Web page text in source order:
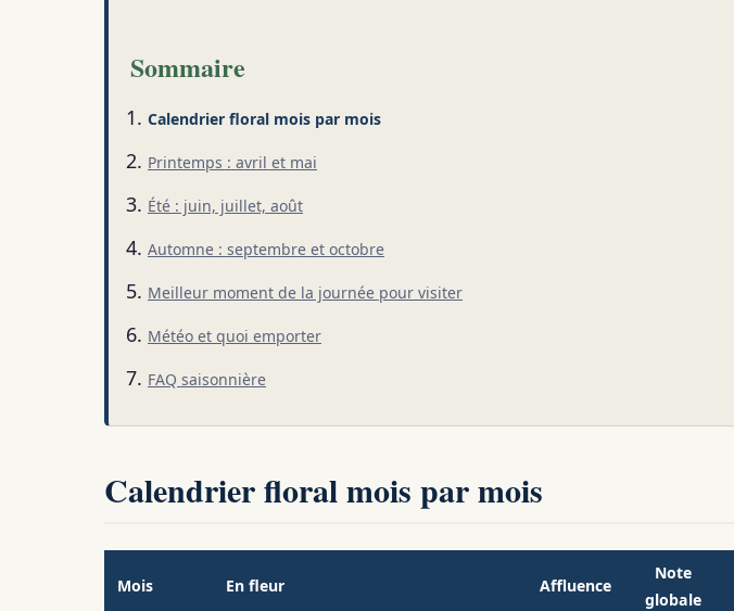
Sommaire
Calendrier floral mois par mois
Printemps : avril et mai
Été : juin, juillet, août
Automne : septembre et octobre
Meilleur moment de la journée pour visiter
Météo et quoi emporter
FAQ saisonnière
Calendrier floral mois par mois
Mois En fleur Affluence
Note
globale